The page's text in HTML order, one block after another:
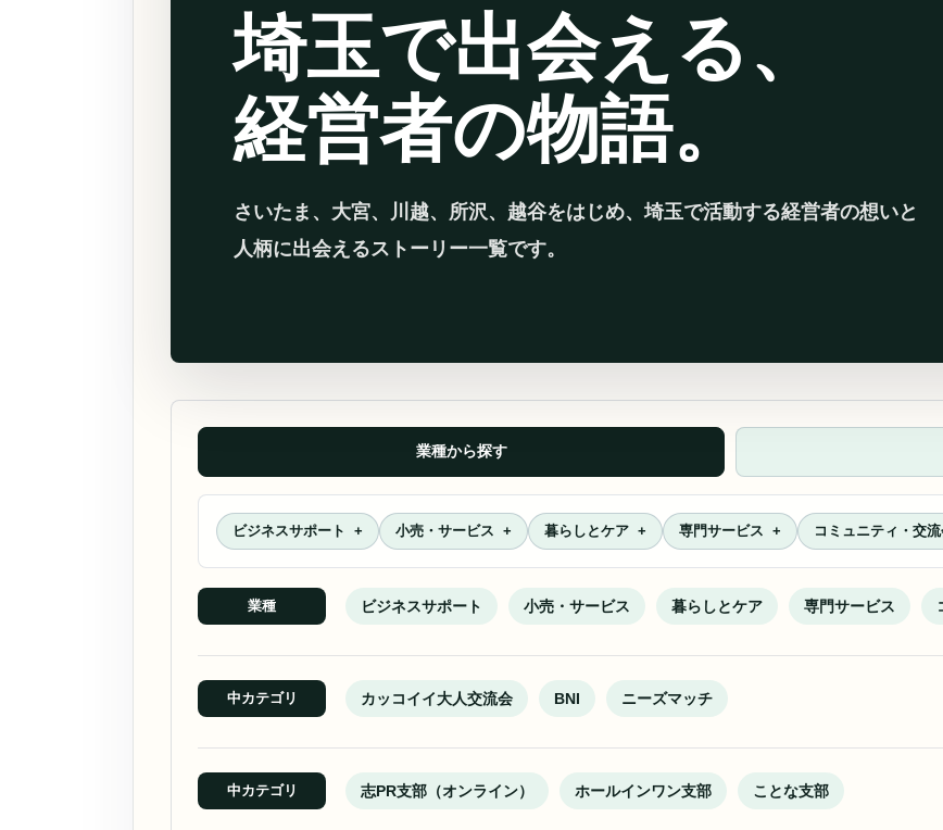
埼玉で出会える、
経営者の物語。
さいたま、大宮、川越、所沢、越谷をはじめ、埼玉で活動する経営者の想いと
人柄に出会えるストーリー一覧です。
業種から探す
ビジネスサポート 小売・サービス 暮らしとケア 専門サービス コミュニティ・交
業種 ビジネスサポート 小売・サービス 暮らしとケア 専門サービス
中カテゴリ カッコイイ大人交流会 BNI ニーズマッチ
中カテゴリ 志PR支部（オンライン） ホールインワン支部 ことな支部